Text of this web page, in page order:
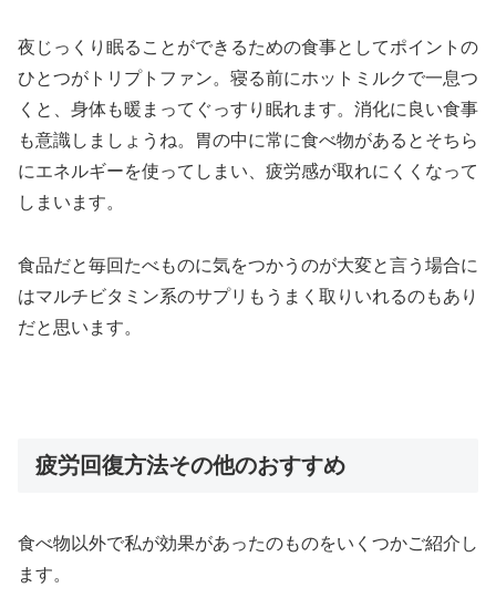
夜じっくり眠ることができるための食事としてポイントの
ひとつがトリプトファン。寝る前にホットミルクで一息つ
くと、身体も暖まってぐっすり眠れます。消化に良い食事
も意識しましょうね。胃の中に常に食べ物があるとそちら
にエネルギーを使ってしまい、疲労感が取れにくくなって
しまいます。
食品だと毎回たべものに気をつかうのが大変と言う場合に
はマルチビタミン系のサプリもうまく取りいれるのもあり
だと思います。
疲労回復方法その他のおすすめ
食べ物以外で私が効果があったのものをいくつかご紹介し
ます。